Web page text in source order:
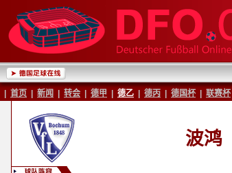
首页 新闻 转会 德甲 德乙 德丙 德国杯 联赛杯
波鸿